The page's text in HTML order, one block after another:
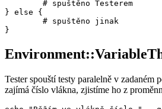
} else {
Tester spouští testy paralelně v zadaném
zajímá číslo vlákna, zjistíme ho z